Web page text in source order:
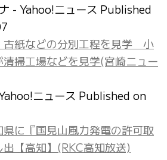
- Yahoo!ニュース Published
古紙などの分別工程を見学 小
掃工場などを見学(宮崎ニュー
ニュース Published on
に『国見山風力発電の許可取
出【高知】(RKC高知放送)